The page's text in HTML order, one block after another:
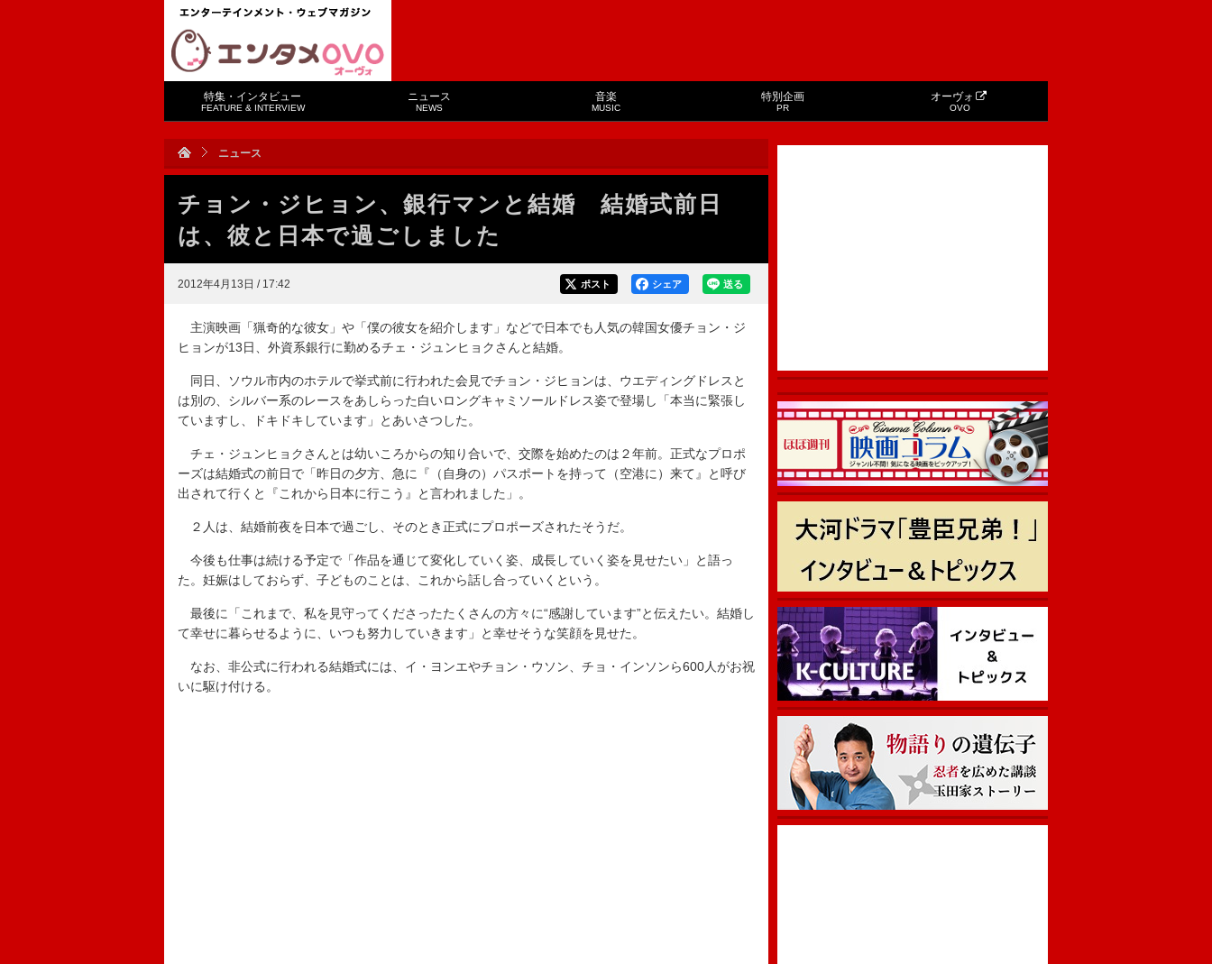
特集・インタビュー
FEATURE & INTERVIEW
ニュース
NEWS
音楽
MUSIC
特別企画
PR
オーヴォ
OVO
ニュース
チョン・ジヒョン、銀行マンと結婚 結婚式前日
は、彼と日本で過ごしました
2012年4月13日 / 17:42 送る
シェア
ポスト
主演映画「猟奇的な彼女」や「僕の彼女を紹介します」などで日本でも人気の韓国女優チョン・ジ
ヒョンが13日、外資系銀行に勤めるチェ・ジュンヒョクさんと結婚。
同日、ソウル市内のホテルで挙式前に行われた会見でチョン・ジヒョンは、ウエディングドレスと
は別の、シルバー系のレースをあしらった白いロングキャミソールドレス姿で登場し「本当に緊張し
ていますし、ドキドキしています」とあいさつした。
チェ・ジュンヒョクさんとは幼いころからの知り合いで、交際を始めたのは２年前。正式なプロポ
ーズは結婚式の前日で「昨日の夕方、急に『（自身の）パスポートを持って（空港に）来て』と呼び
出されて行くと『これから日本に行こう』と言われました」。
２人は、結婚前夜を日本で過ごし、そのとき正式にプロポーズされたそうだ。
今後も仕事は続ける予定で「作品を通じて変化していく姿、成長していく姿を見せたい」と語っ
た。妊娠はしておらず、子どものことは、これから話し合っていくという。
最後に「これまで、私を見守ってくださったたくさんの方々に“感謝しています”と伝えたい。結婚し
て幸せに暮らせるように、いつも努力していきます」と幸せそうな笑顔を見せた。
なお、非公式に行われる結婚式には、イ・ヨンエやチョン・ウソン、チョ・インソンら600人がお祝
いに駆け付ける。